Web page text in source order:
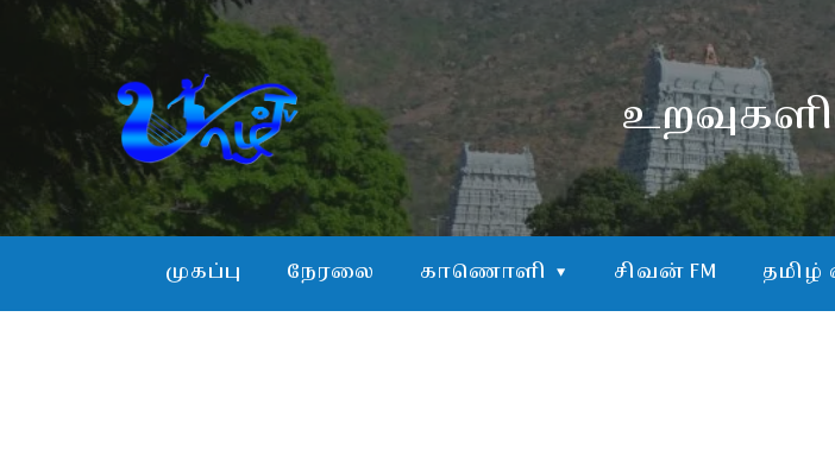
முகப்பு நேரலை காணொளி சிவன் FM